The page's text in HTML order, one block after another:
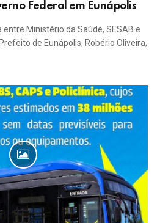
Federal em Eunápolis
Ministério da Saúde, SESAB e
de Eunápolis, Robério Oliveira,